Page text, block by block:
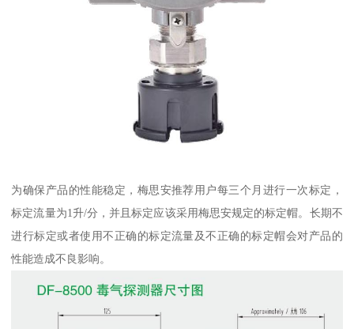
为确保产品的性能稳定，梅思安推荐用户每三个月进行一次标定，
标定流量为1升/分，并且标定应该采用梅思安规定的标定帽。长期不
进行标定或者使用不正确的标定流量及不正确的标定帽会对产品的
性能造成不良影响。